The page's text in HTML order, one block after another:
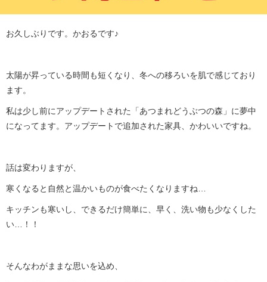
お久しぶりです。かおるです♪
太陽が昇っている時間も短くなり、冬への移ろいを肌で感じており
ます。
私は少し前にアップデートされた「あつまれどうぶつの森」に夢中
になってます。アップデートで追加された家具、かわいいですね。
話は変わりますが、
寒くなると自然と温かいものが食べたくなりますね…
キッチンも寒いし、できるだけ簡単に、早く、洗い物も少なくした
い…！！
そんなわがままな思いを込め、